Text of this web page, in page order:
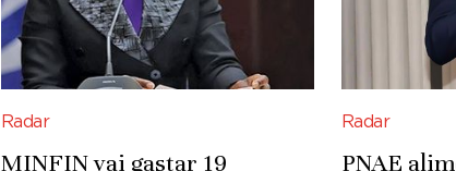
Radar
MINFIN vai gastar 19
Radar
PNAE